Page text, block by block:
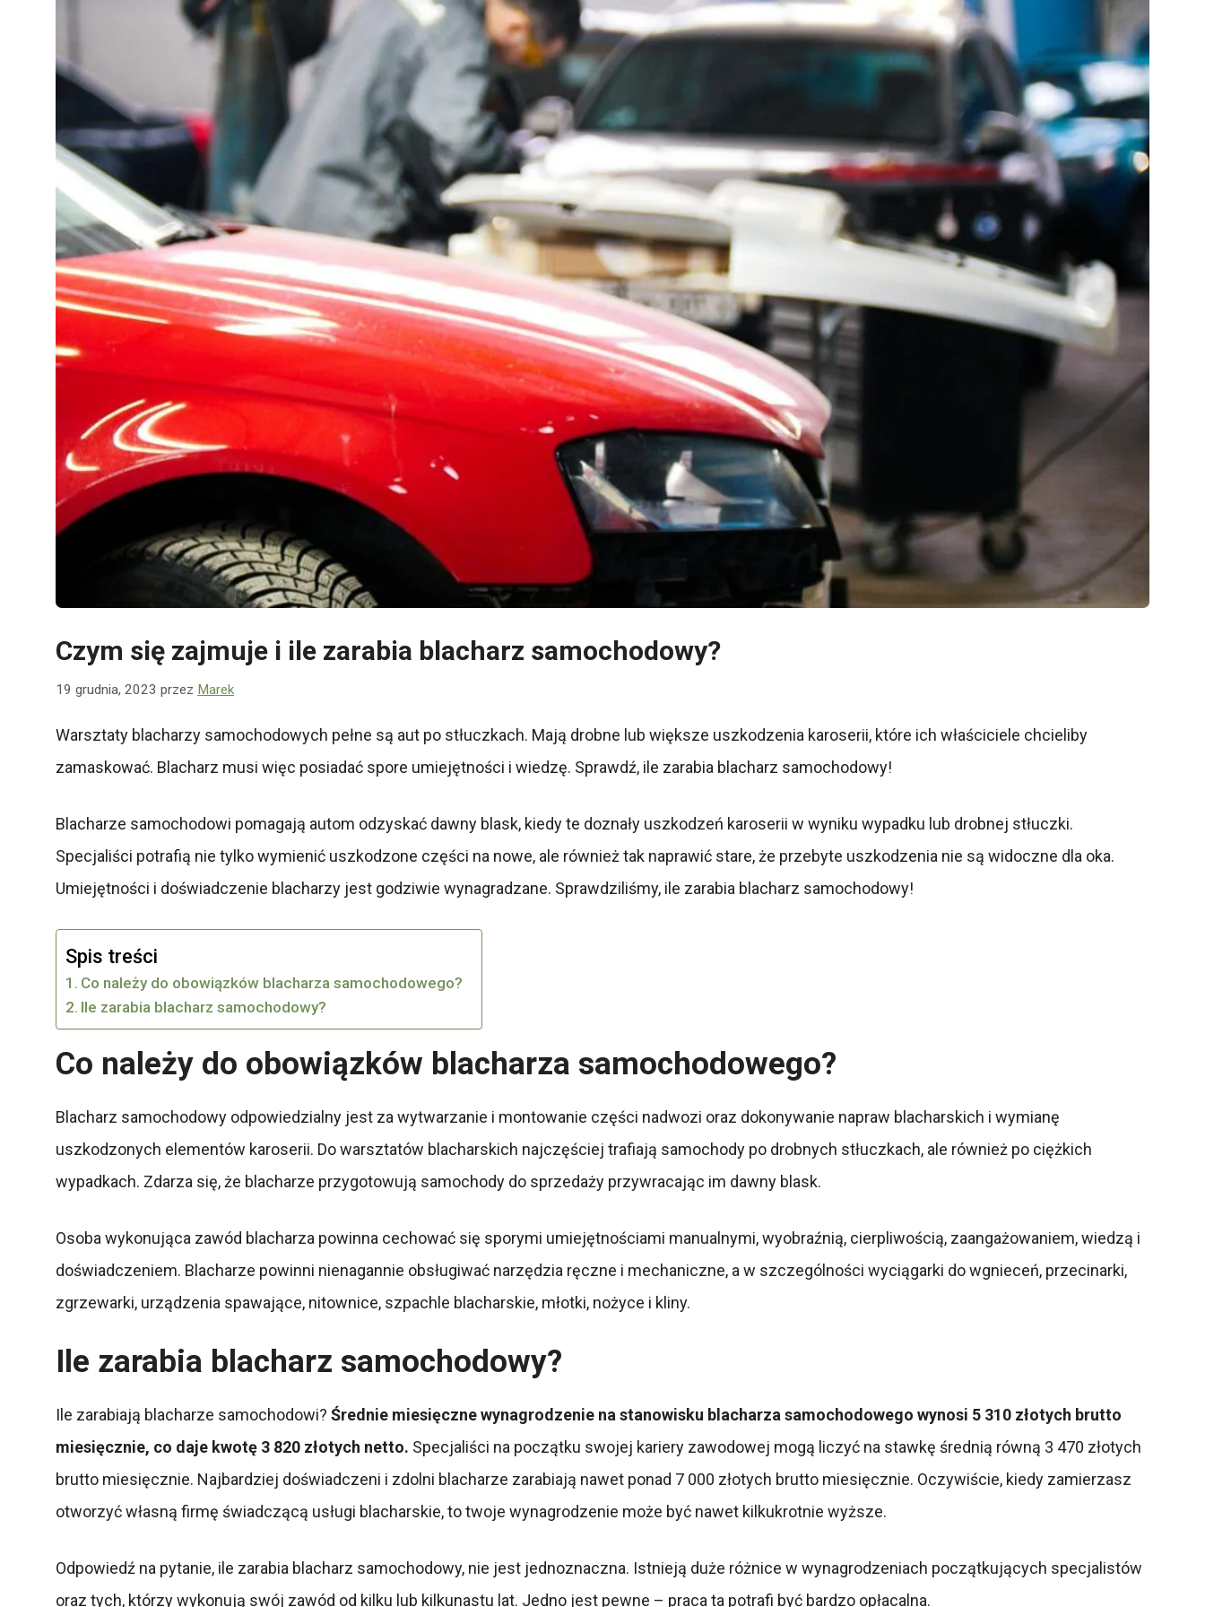
Czym się zajmuje i ile zarabia blacharz samochodowy?
19 grudnia, 2023 przez Marek
Warsztaty blacharzy samochodowych pełne są aut po stłuczkach. Mają drobne lub większe uszkodzenia karoserii, które ich właściciele chcieliby
zamaskować. Blacharz musi więc posiadać spore umiejętności i wiedzę. Sprawdź, ile zarabia blacharz samochodowy!
Blacharze samochodowi pomagają autom odzyskać dawny blask, kiedy te doznały uszkodzeń karoserii w wyniku wypadku lub drobnej stłuczki.
Specjaliści potrafią nie tylko wymienić uszkodzone części na nowe, ale również tak naprawić stare, że przebyte uszkodzenia nie są widoczne dla oka.
Umiejętności i doświadczenie blacharzy jest godziwie wynagradzane. Sprawdziliśmy, ile zarabia blacharz samochodowy!
Spis treści
Co należy do obowiązków blacharza samochodowego?
Ile zarabia blacharz samochodowy?
Co należy do obowiązków blacharza samochodowego?
Blacharz samochodowy odpowiedzialny jest za wytwarzanie i montowanie części nadwozi oraz dokonywanie napraw blacharskich i wymianę
uszkodzonych elementów karoserii. Do warsztatów blacharskich najczęściej trafiają samochody po drobnych stłuczkach, ale również po ciężkich
wypadkach. Zdarza się, że blacharze przygotowują samochody do sprzedaży przywracając im dawny blask.
Osoba wykonująca zawód blacharza powinna cechować się sporymi umiejętnościami manualnymi, wyobraźnią, cierpliwością, zaangażowaniem, wiedzą i
doświadczeniem. Blacharze powinni nienagannie obsługiwać narzędzia ręczne i mechaniczne, a w szczególności wyciągarki do wgnieceń, przecinarki,
zgrzewarki, urządzenia spawające, nitownice, szpachle blacharskie, młotki, nożyce i kliny.
Ile zarabia blacharz samochodowy?
Ile zarabiają blacharze samochodowi? Średnie miesięczne wynagrodzenie na stanowisku blacharza samochodowego wynosi 5 310 złotych brutto
miesięcznie, co daje kwotę 3 820 złotych netto. Specjaliści na początku swojej kariery zawodowej mogą liczyć na stawkę średnią równą 3 470 złotych
brutto miesięcznie. Najbardziej doświadczeni i zdolni blacharze zarabiają nawet ponad 7 000 złotych brutto miesięcznie. Oczywiście, kiedy zamierzasz
otworzyć własną firmę świadczącą usługi blacharskie, to twoje wynagrodzenie może być nawet kilkukrotnie wyższe.
Odpowiedź na pytanie, ile zarabia blacharz samochodowy, nie jest jednoznaczna. Istnieją duże różnice w wynagrodzeniach początkujących specjalistów
oraz tych, którzy wykonują swój zawód od kilku lub kilkunastu lat. Jedno jest pewne – praca ta potrafi być bardzo opłacalna.